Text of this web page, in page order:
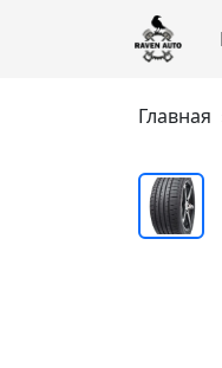
Главная